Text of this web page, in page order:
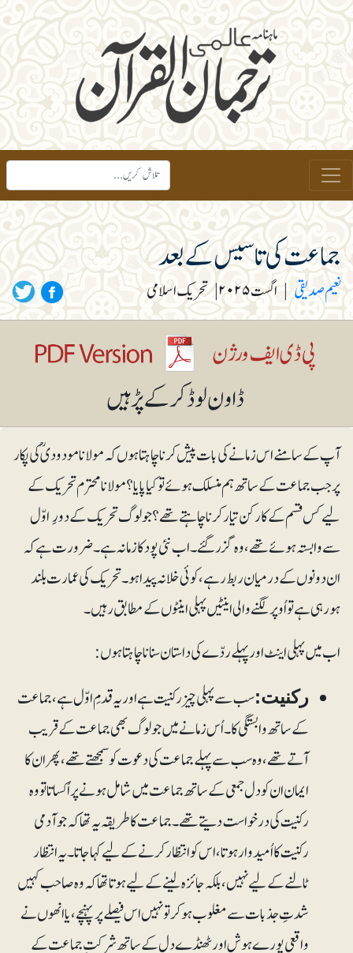
جماعت کی تاسیس کے بعد
نعیم صدیقی اگست ۲۰۲۵ | تحریک اسلامی
آپ کے سامنے اس زمانے کی بات پیش کرنا چاہتا ہوں کہ مولانا مودودیؒ کی پکار
پر جب جماعت کے ساتھ ہم منسلک ہوئے تو کیا پایا؟ مولانا محترم تحریک کے
لیے کس قسم کے کارکن تیار کرنا چاہتے تھے؟ جو لوگ تحریک کے دورِ اوّل
سے وابستہ ہوئے تھے، وہ گزر گئے۔ اب نئی پود کا زمانہ ہے۔ ضرورت ہے کہ
ان دونوں کے درمیان ربط رہے، کوئی خلا نہ پیدا ہو۔ تحریک کی عمارت بلند
ہورہی ہے تو اُوپر لگنے والی اینٹیں پہلی اینٹوں کے مطابق رہیں۔
اب میں پہلی اینٹ اور پہلے ردّے کی داستان سنانا چاہتا ہوں:
رکنیت:سب سے پہلی چیز رکنیت ہے اور یہ قدمِ اوّل ہے، جماعت
کے ساتھ وابستگی کا۔ اُس زمانے میں جو لوگ بھی جماعت کے قریب
آتے تھے، وہ سب سے پہلے جماعت کی دعوت کو سمجھتے تھے، پھر ان کا
ایمان ان کو دل جمعی کے ساتھ جماعت میں شامل ہونے پر اُکساتا تو وہ
رکنیت کی درخواست دیتے تھے۔ جماعت کا طریقہ یہ تھا کہ جو آدمی
رکنیت کا اُمیدوار ہوتا، اس کو انتظار کرنے کے لیے کہا جاتا۔ یہ انتظار
ٹالنے کے لیے نہیں، بلکہ جائزہ لینے کے لیے ہوتا تھا کہ وہ صاحب کہیں
شدتِ جذبات سے مغلوب ہوکرتو نہیں اس فیصلے پر پہنچے، یا انھوں نے
واقعی پورے ہوش اور ٹھنڈے دل کے ساتھ شرکت ِ جماعت کے